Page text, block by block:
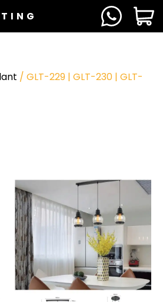
/ GLT-229 | GLT-230 | GLT-